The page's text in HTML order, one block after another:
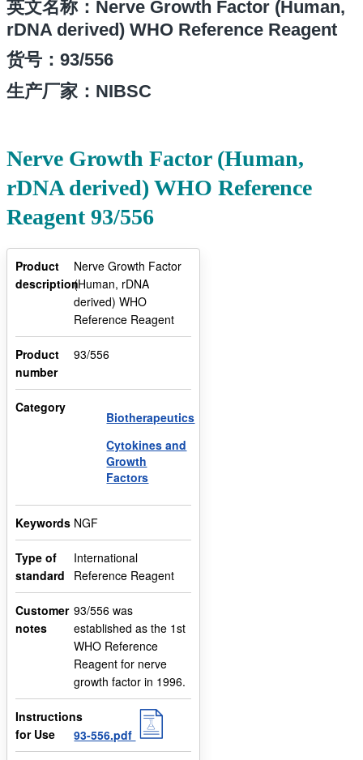
英文名称：Nerve Growth Factor (Human,
rDNA derived) WHO Reference Reagent
货号： 93/556
生产厂家：NIBSC
Nerve Growth Factor (Human,
rDNA derived) WHO Reference
Reagent 93/556
Product
description
Nerve Growth Factor
(Human, rDNA
derived) WHO
Reference Reagent
Product
number
93/556
Category
Biotherapeutics
Cytokines and
Growth
Factors
Keywords NGF
Type of
standard
International
Reference Reagent
Customer
notes
93/556 was
established as the 1st
WHO Reference
Reagent for nerve
growth factor in 1996.
Instructions
for Use
93-556.pdf